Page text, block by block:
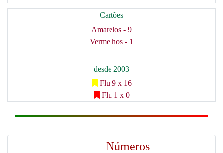
Cartões
Amarelos - 9
Vermelhos - 1
desde 2003
Flu 9 x 16
Flu 1 x 0
Números